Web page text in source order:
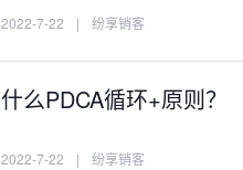
2022-7-22 | 纷享销客
什么PDCA循环+原则？
2022-7-22 | 纷享销客